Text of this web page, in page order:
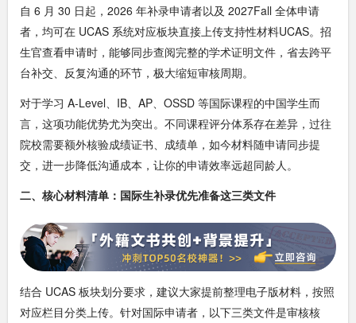
自 6 月 30 日起，2026 年补录申请者以及 2027Fall 全体申请
者，均可在 UCAS 系统对应板块直接上传支持性材料UCAS。招
生官查看申请时，能够同步查阅完整的学术证明文件，省去跨平
台补交、反复沟通的环节，极大缩短审核周期。
对于学习 A-Level、IB、AP、OSSD 等国际课程的中国学生而
言，这项功能优势尤为突出。不同课程评分体系存在差异，过往
院校需要额外核验成绩证书、成绩单，如今材料随申请同步提
交，进一步降低沟通成本，让你的申请效率远超同龄人。
二、核心材料清单：国际生补录优先准备这三类文件
结合 UCAS 板块划分要求，建议大家提前整理电子版材料，按照
对应栏目分类上传。针对国际申请者，以下三类文件是审核核